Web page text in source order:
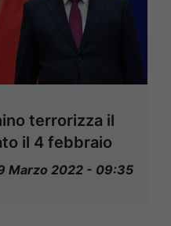
terrorizza il
il 4 febbraio
Marzo 2022 - 09:35